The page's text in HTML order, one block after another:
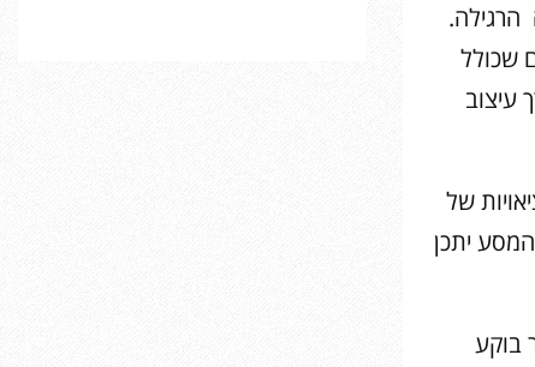
הרגילה.
שכולל
עיצוב
של
יתכן
בוקע